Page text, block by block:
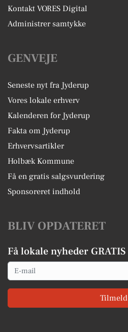
Kontakt VORES Digital
Administrer samtykke
GENVEJE
Seneste nyt fra Jyderup
Vores lokale erhverv
Kalenderen for Jyderup
Fakta om Jyderup
Erhvervsartikler
Holbæk Kommune
Få en gratis salgsvurdering
Sponsoreret indhold
BLIV OPDATERET
Få lokale nyheder GRATIS
Email
Tilmeld